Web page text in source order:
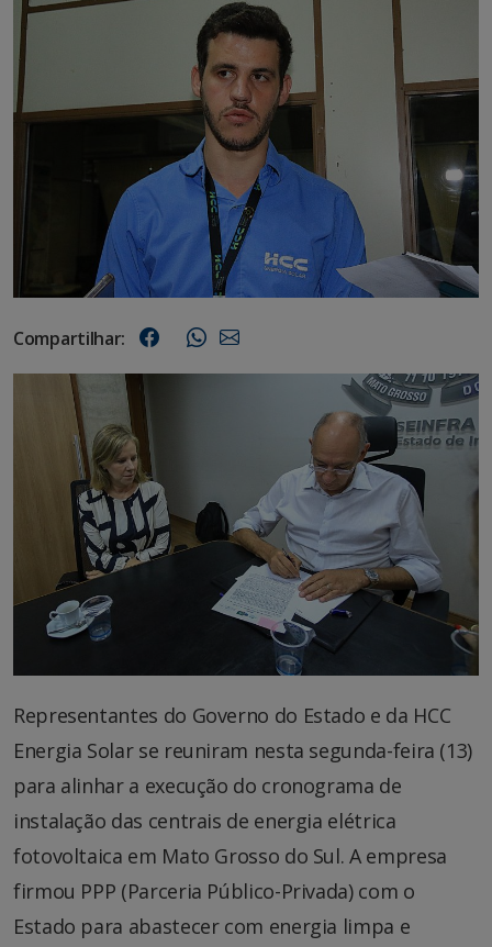
Compartilhar:
Representantes do Governo do Estado e da HCC
Energia Solar se reuniram nesta segunda-feira (13)
para alinhar a execução do cronograma de
instalação das centrais de energia elétrica
fotovoltaica em Mato Grosso do Sul. A empresa
firmou PPP (Parceria Público-Privada) com o
Estado para abastecer com energia limpa e